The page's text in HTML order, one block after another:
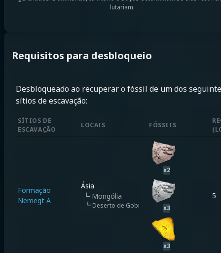
lutariam.
Requisitos para desbloqueio
Desbloqueado ao recuperar o fóssil de um dos
sítios de escavação:
SÍTIOS DE
ESCAVAÇÃO
LOCAIS FÓSSEIS
(
Formação
Nemegt A
Ásia
┗ Mongólia
┗ Deserto de Gobi
x2
x3
x3
5